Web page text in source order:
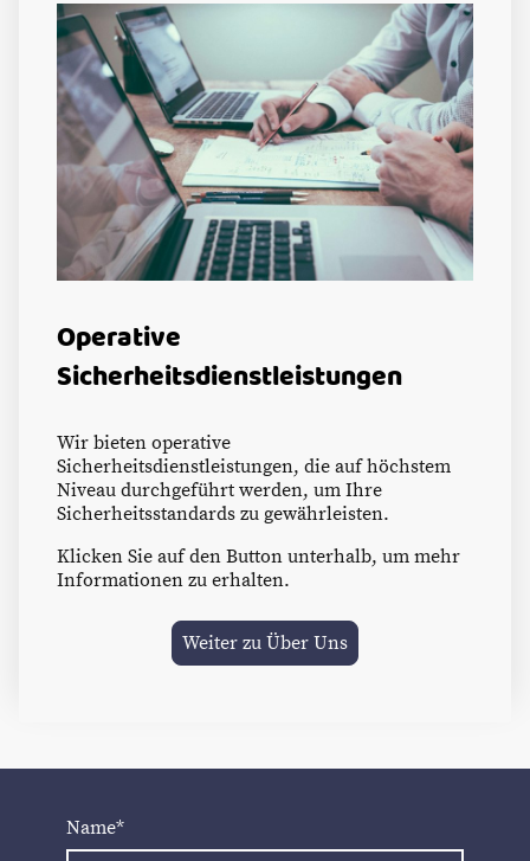
Operative
Sicherheitsdienstleistungen
Wir bieten operative
Sicherheitsdienstleistungen, die auf höchstem
Niveau durchgeführt werden, um Ihre
Sicherheitsstandards zu gewährleisten.
Klicken Sie auf den Button unterhalb, um mehr
Informationen zu erhalten.
Weiter zu Über Uns
Name*